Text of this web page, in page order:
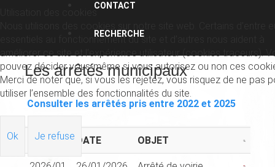
CONTACT
RECHERCHE
Les arrêtés municipaux
Consulter les arrêtés pris entre 2022 et 2025
N° DATE OBJET
Utilisation des cookies
essentiels au fonctionnement du site et d’autres nous aident à
pouvez décider vous-même si vous autorisez ou non ces
Merci de noter que, si vous les rejetez, vous risquez de ne pas
utiliser l’ensemble des fonctionnalités du site.
Ok Je refuse